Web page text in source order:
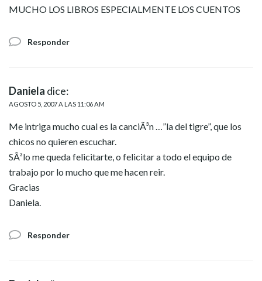
MUCHO LOS LIBROS ESPECIALMENTE LOS CUENTOS
Responder
Daniela dice:
AGOSTO 5, 2007 A LAS 11:06 AM
Me intriga mucho cual es la canciÃ³n …”la del tigre”, que los
chicos no quieren escuchar.
SÃ³lo me queda felicitarte, o felicitar a todo el equipo de
trabajo por lo mucho que me hacen reir.
Gracias
Daniela.
Responder